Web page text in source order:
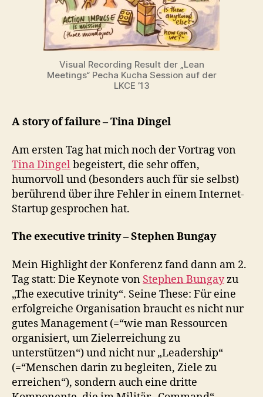
Visual Recording Result der „Lean
Meetings“ Pecha Kucha Session auf der
LKCE ’13
A story of failure – Tina Dingel
Am ersten Tag hat mich noch der Vortrag von
Tina Dingelbegeistert, die sehr offen,
humorvoll und (besonders auch für sie selbst)
berührend über ihre Fehler in einem Internet-
Startup gesprochen hat.
The executive trinity – Stephen Bungay
Mein Highlight der Konferenz fand dann am 2.
Tag statt: Die Keynote von Stephen Bungayzu
„The executive trinity“. Seine These: Für eine
erfolgreiche Organisation braucht es nicht nur
gutes Management (=“wie man Ressourcen
organisiert, um Zielerreichung zu
unterstützen“) und nicht nur „Leadership“
(=“Menschen darin zu begleiten, Ziele zu
erreichen“), sondern auch eine dritte